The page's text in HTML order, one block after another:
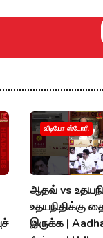
வீடியோ ஸ்டோரி
ஆதவ் vs
உதயநிதிக்கு
இருக்க |